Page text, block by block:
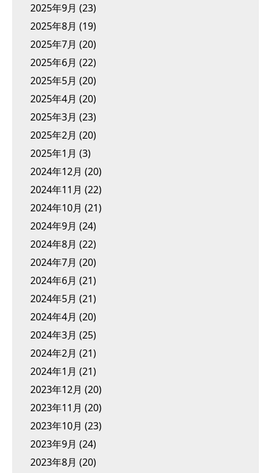
2025年9月 (23)
2025年8月 (19)
2025年7月 (20)
2025年6月 (22)
2025年5月 (20)
2025年4月 (20)
2025年3月 (23)
2025年2月 (20)
2025年1月 (3)
2024年12月 (20)
2024年11月 (22)
2024年10月 (21)
2024年9月 (24)
2024年8月 (22)
2024年7月 (20)
2024年6月 (21)
2024年5月 (21)
2024年4月 (20)
2024年3月 (25)
2024年2月 (21)
2024年1月 (21)
2023年12月 (20)
2023年11月 (20)
2023年10月 (23)
2023年9月 (24)
2023年8月 (20)